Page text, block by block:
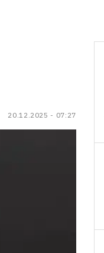
20.12.2025 - 07:27